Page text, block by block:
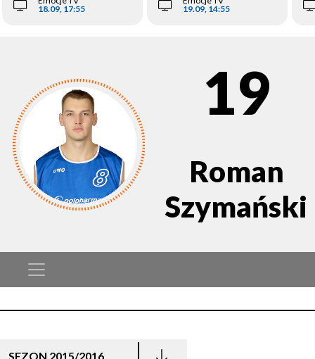
18.09, 17:55
19.09, 14:55
19
Roman
Szymański
SEZON 2015/2016